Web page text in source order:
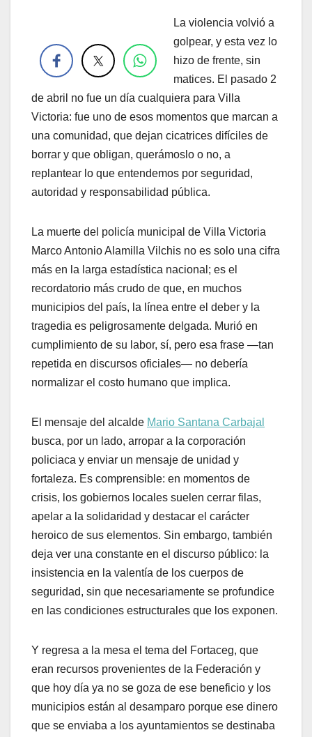
La violencia volvió a
golpear, y esta vez lo
hizo de frente, sin
matices. El pasado 2
de abril no fue un día cualquiera para Villa
Victoria: fue uno de esos momentos que marcan a
una comunidad, que dejan cicatrices difíciles de
borrar y que obligan, querámoslo o no, a
replantear lo que entendemos por seguridad,
autoridad y responsabilidad pública.
La muerte del policía municipal de Villa Victoria
Marco Antonio Alamilla Vilchis no es solo una cifra
más en la larga estadística nacional; es el
recordatorio más crudo de que, en muchos
municipios del país, la línea entre el deber y la
tragedia es peligrosamente delgada. Murió en
cumplimiento de su labor, sí, pero esa frase —tan
repetida en discursos oficiales— no debería
normalizar el costo humano que implica.
El mensaje del alcalde Mario Santana Carbajal
busca, por un lado, arropar a la corporación
policiaca y enviar un mensaje de unidad y
fortaleza. Es comprensible: en momentos de
crisis, los gobiernos locales suelen cerrar filas,
apelar a la solidaridad y destacar el carácter
heroico de sus elementos. Sin embargo, también
deja ver una constante en el discurso público: la
insistencia en la valentía de los cuerpos de
seguridad, sin que necesariamente se profundice
en las condiciones estructurales que los exponen.
Y regresa a la mesa el tema del Fortaceg, que
eran recursos provenientes de la Federación y
que hoy día ya no se goza de ese beneficio y los
municipios están al desamparo porque ese dinero
que se enviaba a los ayuntamientos se destinaba